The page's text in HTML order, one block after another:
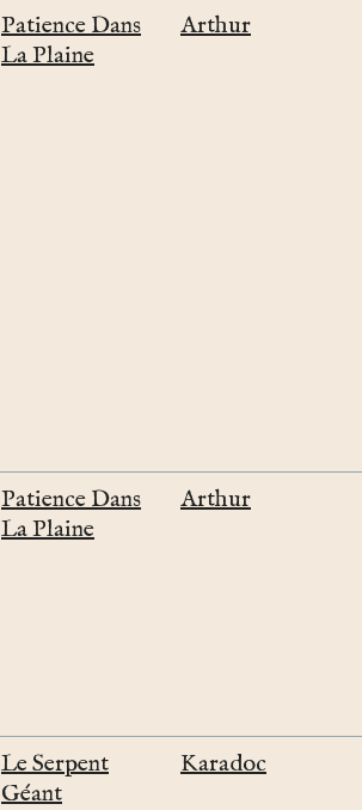
Patience Dans
La Plaine
Arthur
Patience Dans
La Plaine
Arthur
Le Serpent
Géant
Karadoc